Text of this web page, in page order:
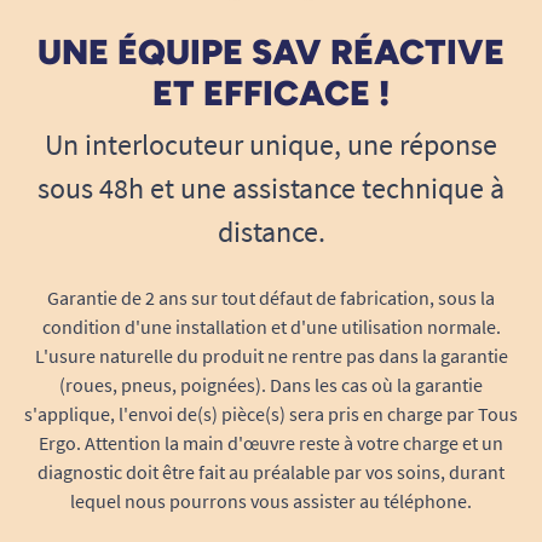
maintien rassurant, même lors des transferts ou
des changements de direction.
Confort au quotidien et utilisation
pratique
Au-delà de la robustesse, ce fauteuil roulant
simplicité d’usage. Il accompagne l’utilisateur
dans ses déplacements journaliers sans
contrainte excessive.
Accoudoirs solides et sécurisants
Les accoudoirs apportent un appui fiable lors
des transferts lit-fauteuil ou fauteuil-voiture. Ils
participent au sentiment de sécurité et facilitent
Accoudoirs Amovibles Oui
UNE ÉQUIPE SAV RÉACTIVE
ET EFFICACE !
Un interlocuteur unique, une réponse
sous 48h et une assistance technique à
distance.
Garantie de 2 ans sur tout défaut de fabrication, sous la
condition d'une installation et d'une utilisation normale.
L'usure naturelle du produit ne rentre pas dans la garantie
(roues, pneus, poignées). Dans les cas où la garantie
s'applique, l'envoi de(s) pièce(s) sera pris en charge par Tous
Ergo. Attention la main d'œuvre reste à votre charge et un
diagnostic doit être fait au préalable par vos soins, durant
lequel nous pourrons vous assister au téléphone.